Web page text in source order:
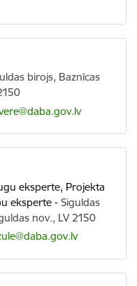
birojs, Baznīcas
eksperte, Projekta
eksperte -Siguldas
nov., LV 2150